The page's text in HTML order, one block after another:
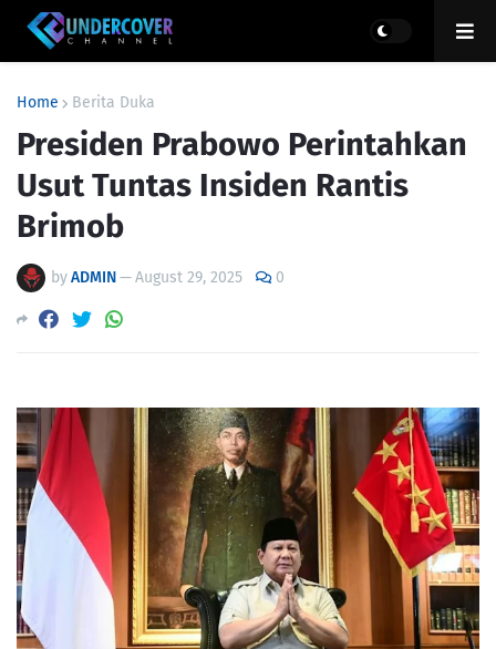
Home Berita Duka
Presiden Prabowo Perintahkan
Usut Tuntas Insiden Rantis
Brimob
byADMIN—August 29, 2025 0